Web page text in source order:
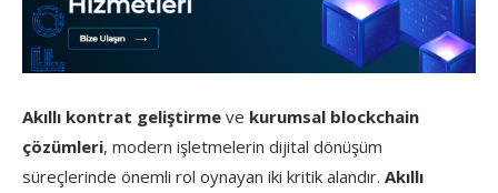
Akıllı kontrat geliştirme ve kurumsal blockchain
çözümleri, modern işletmelerin dijital dönüşüm
süreçlerinde önemli rol oynayan iki kritik alandır. Akıllı